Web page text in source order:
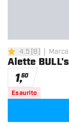
4.5 stelle di
4.5[8] Marca
Alette
1,60
Esaurito